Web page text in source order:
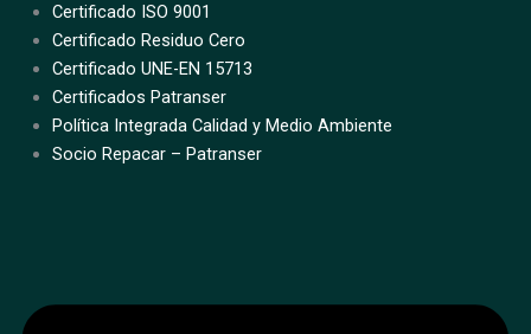
Certificado ISO 9001
Certificado Residuo Cero
Certificado UNE-EN 15713
Certificados Patranser
Política Integrada Calidad y Medio Ambiente
Socio Repacar – Patranser